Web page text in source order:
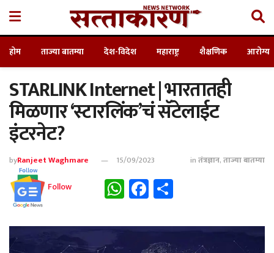
होम ताज्या बातम्या देश-विदेश महाराष्ट्र शैक्षणिक आरोग्य
STARLINK Internet | भारतातही
मिळणार ‘स्टारलिंक’चं सॅटेलाईट
इंटरनेट?
byRanjeet Waghmare 15/09/2023 inतंत्रज्ञान,ताज्या बातम्या
Follow WhatsApp
Facebook